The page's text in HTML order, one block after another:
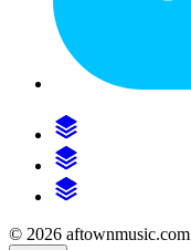
© 2026 aftownmusic.com